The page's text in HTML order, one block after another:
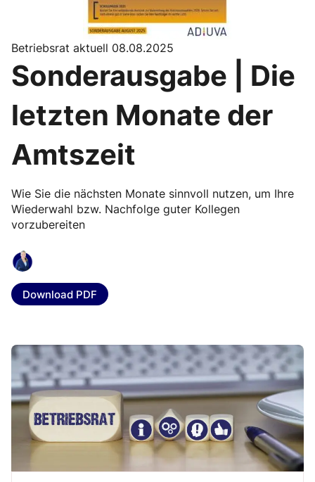
Betriebsrat aktuell 08.08.2025
Sonderausgabe | Die
letzten Monate der
Amtszeit
Wie Sie die nächsten Monate sinnvoll nutzen, um Ihre
Wiederwahl bzw. Nachfolge guter Kollegen
vorzubereiten
Download PDF